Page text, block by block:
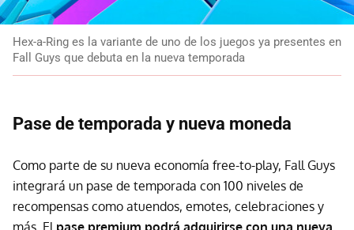
Hex-a-Ring es la variante de uno de los juegos ya presentes en
Fall Guys que debuta en la nueva temporada
Pase de temporada y nueva moneda
Como parte de su nueva economía free-to-play, Fall Guys
integrará un pase de temporada con 100 niveles de
recompensas como atuendos, emotes, celebraciones y
más. El pase premium podrá adquirirse con una nueva